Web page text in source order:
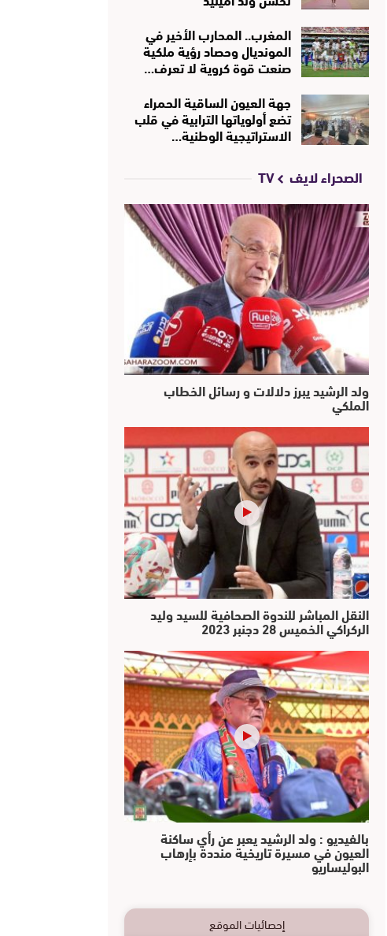
المغرب.. المحارب الأخير في
المونديال وحصاد رؤية ملكية
صنعت قوة كروية لا تعرف…
جهة العيون الساقية الحمراء
تضع أولوياتها الترابية في قلب
الاستراتيجية الوطنية…
الصحراء لايف TV
ولد الرشيد يبرز دلالات و رسائل الخطاب
الملكي
النقل المباشر للندوة الصحافية للسيد وليد
الركراكي الخميس 28 دجنبر 2023
بالفيديو : ولد الرشيد يعبر عن رأي ساكنة
العيون في مسيرة تاريخية منددة بإرهاب
البوليساريو
إحصائيات الموقع